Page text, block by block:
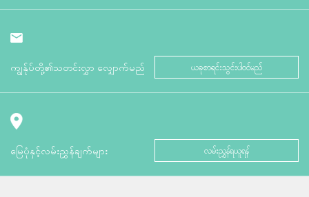
ကျွန်ုပ်တို့၏သတင်းလွှာ လျှောက်မည် ယခုစာရင်းသွင်းပါဝင်မည်
မြေပုံနှင့်လမ်းညွှန်ချက်များ လမ်းညွှန်ရယူရန်